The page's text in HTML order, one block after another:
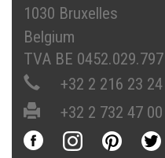
1030 Bruxelles
Belgium
TVA BE 0452.029.797
+32 2 216 23 24
+32 2 732 47 00